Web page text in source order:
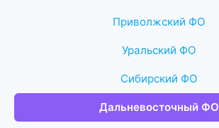
Приволжский ФО
Уральский ФО
Сибирский ФО
Дальневосточный ФО